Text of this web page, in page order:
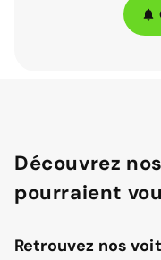
Découvrez
pourraient
Retrouvez nos